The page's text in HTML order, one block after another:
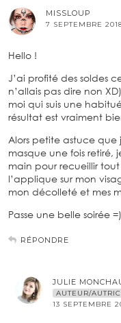
MISSLOUP
7 SEPTEMBRE
Hello !
J’ai profité des soldes
n’allais pas dire non
moi qui suis une
résultat est vraiment
Alors petite astuce que
masque une fois retiré,
main pour recueillir
l’applique sur mon
mon décolleté et mes
Passe une belle soirée =)
RÉPONDRE
JULIE
AUTEUR/
13 SEPTEMBRE